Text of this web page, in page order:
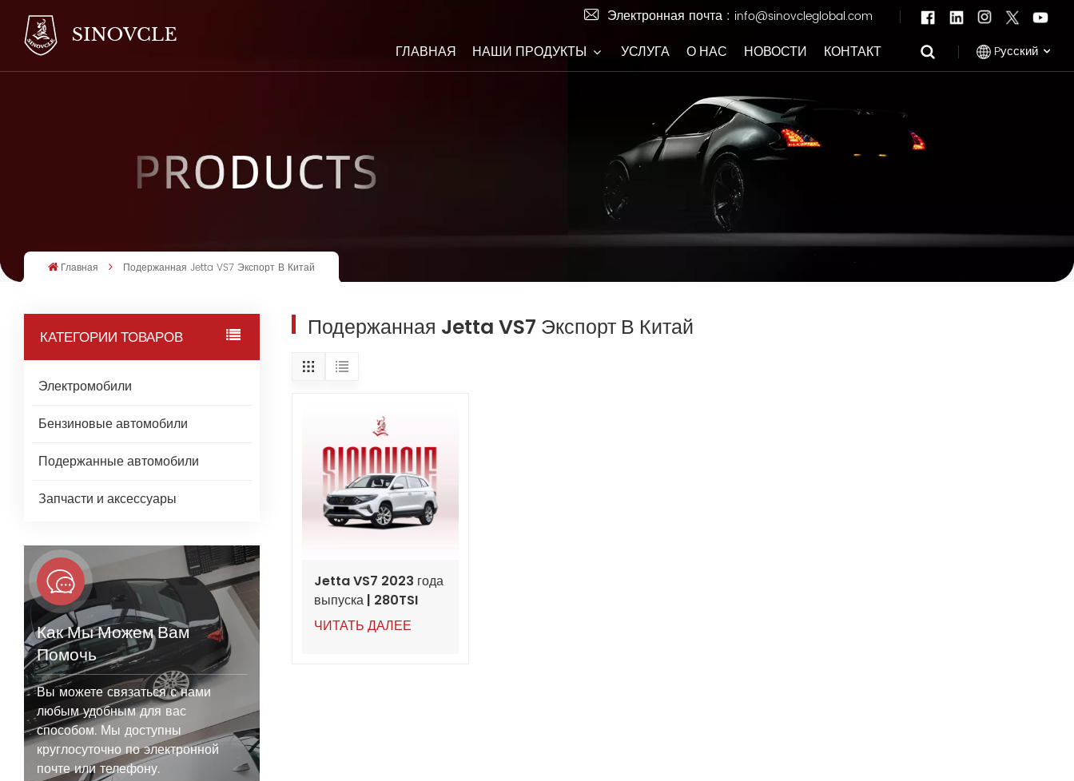
Электронная почта : info@sinovcleglobal.com
ГЛАВНАЯ
НАШИ ПРОДУКТЫ УСЛУГА О НАС НОВОСТИ КОНТАКТ Pусский
العربية
中文
Главная Подержанная Jetta VS7 Экспорт В Китай
КАТЕГОРИИ ТОВАРОВ
Электромобили
Бензиновые автомобили
Подержанные автомобили
Запчасти и аксессуары
Как Мы Можем Вам
Помочь
Вы можете связаться с нами
любым удобным для вас
способом. Мы доступны
круглосуточно по электронной
почте или телефону.
Подержанная Jetta VS7 Экспорт В Китай
Jetta VS7 2023 года
выпуска | 280TSI
АКПП Progressive |
60 000 км | Экспорт
ЧИТАТЬ ДАЛЕЕ